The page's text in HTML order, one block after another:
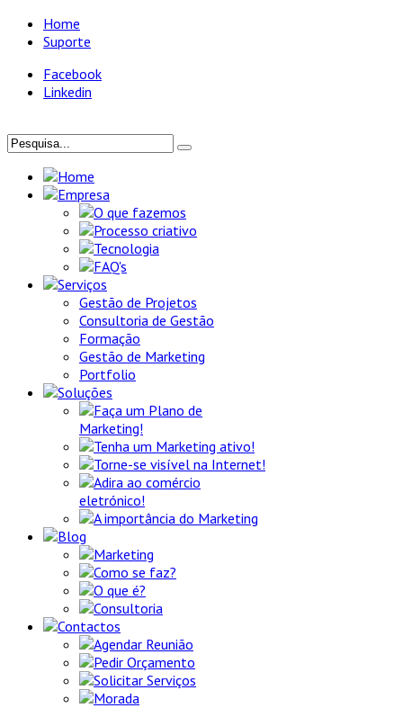
Home
Suporte
Facebook
Linkedin
Home
Empresa
O que fazemos
Processo criativo
Tecnologia
FAQ's
Serviços
Gestão de Projetos
Consultoria de Gestão
Formação
Gestão de Marketing
Portfolio
Soluções
Faça um Plano de
Marketing!
Tenha um Marketing ativo!
Torne-se visível na Internet!
Adira ao comércio
eletrónico!
A importância do Marketing
Blog
Marketing
Como se faz?
O que é?
Consultoria
Contactos
Agendar Reunião
Pedir Orçamento
Solicitar Serviços
Morada